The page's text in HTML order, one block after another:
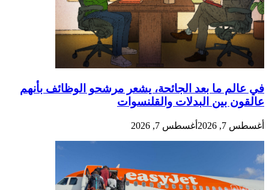
في عالم ما بعد الجائحة، يشعر مرشحو الوظائف بأنهم
عالقون بين البدلات والقلنسوات
أغسطس 7, 2026 أغسطس 7, 2026